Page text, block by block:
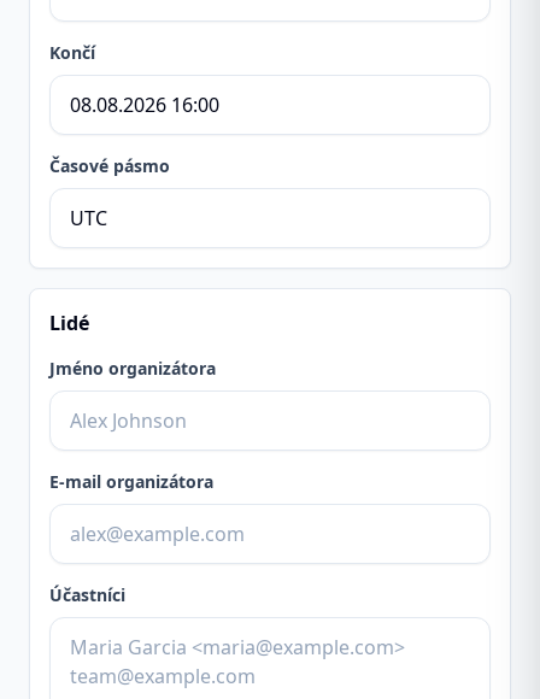
Končí
Časové pásmo
Lidé
Jméno organizátora
E-mail organizátora
Účastníci